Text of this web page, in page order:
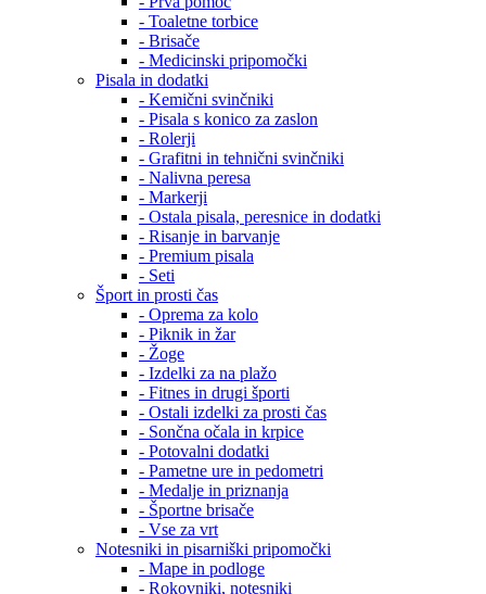
- Toaletne torbice
- Brisače
- Medicinski pripomočki
Pisala in dodatki
- Kemični svinčniki
- Pisala s konico za zaslon
- Rolerji
- Grafitni in tehnični svinčniki
- Nalivna peresa
- Markerji
- Ostala pisala, peresnice in dodatki
- Risanje in barvanje
- Premium pisala
- Seti
Šport in prosti čas
- Oprema za kolo
- Piknik in žar
- Žoge
- Izdelki za na plažo
- Fitnes in drugi športi
- Ostali izdelki za prosti čas
- Sončna očala in krpice
- Potovalni dodatki
- Pametne ure in pedometri
- Medalje in priznanja
- Športne brisače
- Vse za vrt
Notesniki in pisarniški pripomočki
- Mape in podloge
- Rokovniki, notesniki